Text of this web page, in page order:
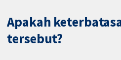
Apakah
tersebut?